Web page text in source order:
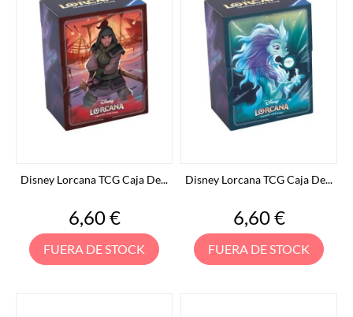
Disney Lorcana TCG Caja De...
Precio
6,60 €
FUERA DE STOCK
Disney Lorcana TCG Caja De...
Precio
6,60 €
FUERA DE STOCK